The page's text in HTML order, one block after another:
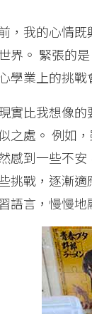
，我的心情
界。 緊張的
學業上的挑戰
實比我想像
之處。 例如
感到一些不
挑戰，逐漸
語言，慢慢地